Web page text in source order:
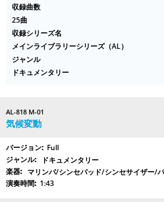
収録曲数
25曲
収録シリーズ名
メインライブラリーシリーズ（AL）
ジャンル
ドキュメンタリー
AL-818 M-01
気候変動
Full
ドキュメンタリー
マリンバ/シンセパッド/シンセサイザー/
1:43